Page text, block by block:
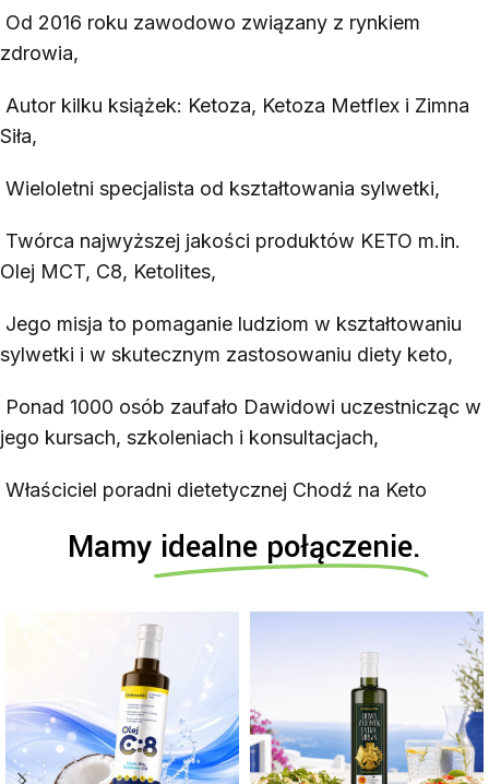
Od 2016 roku zawodowo związany z rynkiem
zdrowia,
Autor kilku książek: Ketoza, Ketoza Metflex i Zimna
Siła,
Wieloletni specjalista od kształtowania sylwetki,
Twórca najwyższej jakości produktów KETO m.in.
Olej MCT, C8, Ketolites,
Jego misja to pomaganie ludziom w kształtowaniu
sylwetki i w skutecznym zastosowaniu diety keto,
Ponad 1000 osób zaufało Dawidowi uczestnicząc w
jego kursach, szkoleniach i konsultacjach,
Właściciel poradni dietetycznej Chodź na Keto
Mamy idealne połączenie.